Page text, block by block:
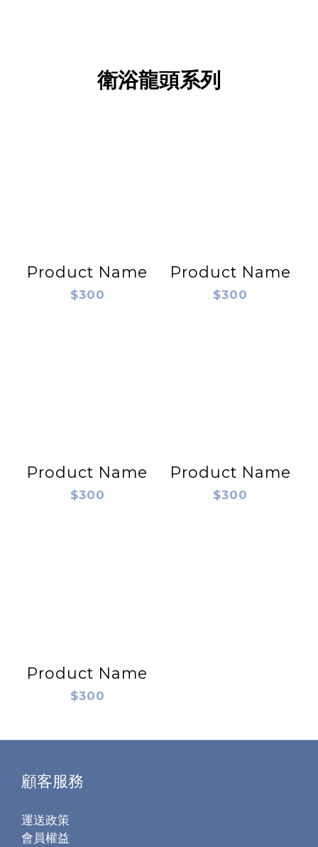
衛浴龍頭系列
Product Name
$300
Product Name
$300
Product Name
$300
Product Name
$300
Product Name
$300
顧客服務
運送政策
會員權益